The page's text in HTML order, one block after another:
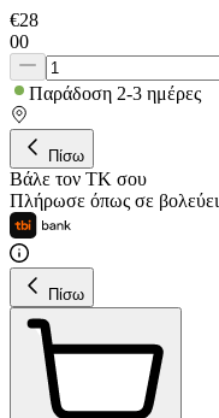
€28
00
Παράδοση 2-3 ημέρες
Πίσω
Βάλε τον ΤΚ σου
Πλήρωσε όπως σε βολεύει
Πίσω